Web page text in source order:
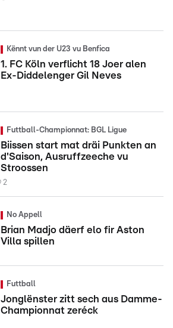
Kënnt vun der U23 vu Benfica
1. FC Köln verflicht 18 Joer alen
Ex-Diddelenger Gil Neves
Futtball-Championnat: BGL Ligue
Biissen start mat dräi Punkten an
d'Saison, Ausruffzeeche vu
Stroossen
2
No Appell
Brian Madjo däerf elo fir Aston
Villa spillen
Futtball
Jonglënster zitt sech aus Damme-
Championnat zeréck